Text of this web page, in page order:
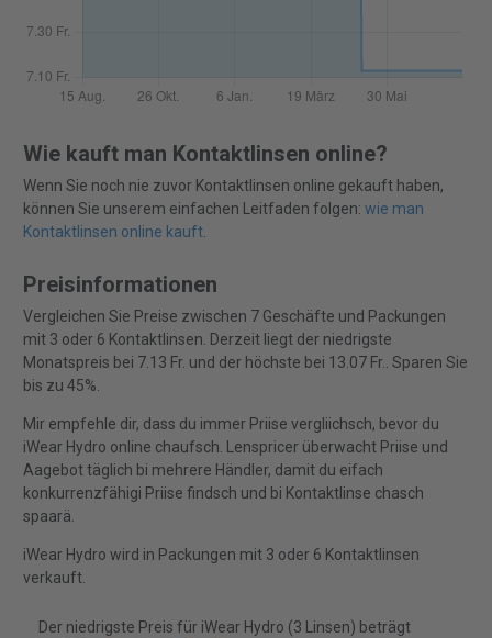
Wie kauft man Kontaktlinsen online?
Wenn Sie noch nie zuvor Kontaktlinsen online gekauft haben,
können Sie unserem einfachen Leitfaden folgen: wie man
Kontaktlinsen online kauft.
Preisinformationen
Vergleichen Sie Preise zwischen 7 Geschäfte und Packungen
mit 3 oder 6 Kontaktlinsen. Derzeit liegt der niedrigste
Monatspreis bei 7.13 Fr. und der höchste bei 13.07 Fr.. Sparen Sie
bis zu 45%.
Mir empfehle dir, dass du immer Priise vergliichsch, bevor du
iWear Hydro online chaufsch. Lenspricer überwacht Priise und
Aagebot täglich bi mehrere Händler, damit du eifach
konkurrenzfähigi Priise findsch und bi Kontaktlinse chasch
spaarä.
iWear Hydro wird in Packungen mit 3 oder 6 Kontaktlinsen
verkauft.
Der niedrigste Preis für iWear Hydro (3 Linsen) beträgt